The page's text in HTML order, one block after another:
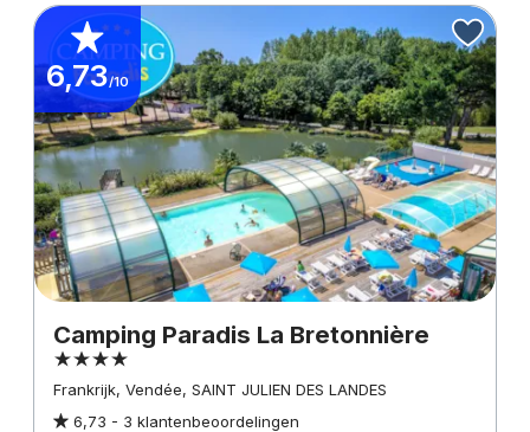
6,73/10
Camping Paradis La Bretonnière
Frankrijk, Vendée, SAINT JULIEN DES LANDES
6,73 - 3 klantenbeoordelingen